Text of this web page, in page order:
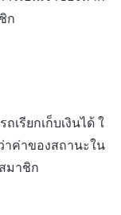
ก
เรียกเก็บเงินได้ ใ
าค่าของสถานะใน
มาชิก